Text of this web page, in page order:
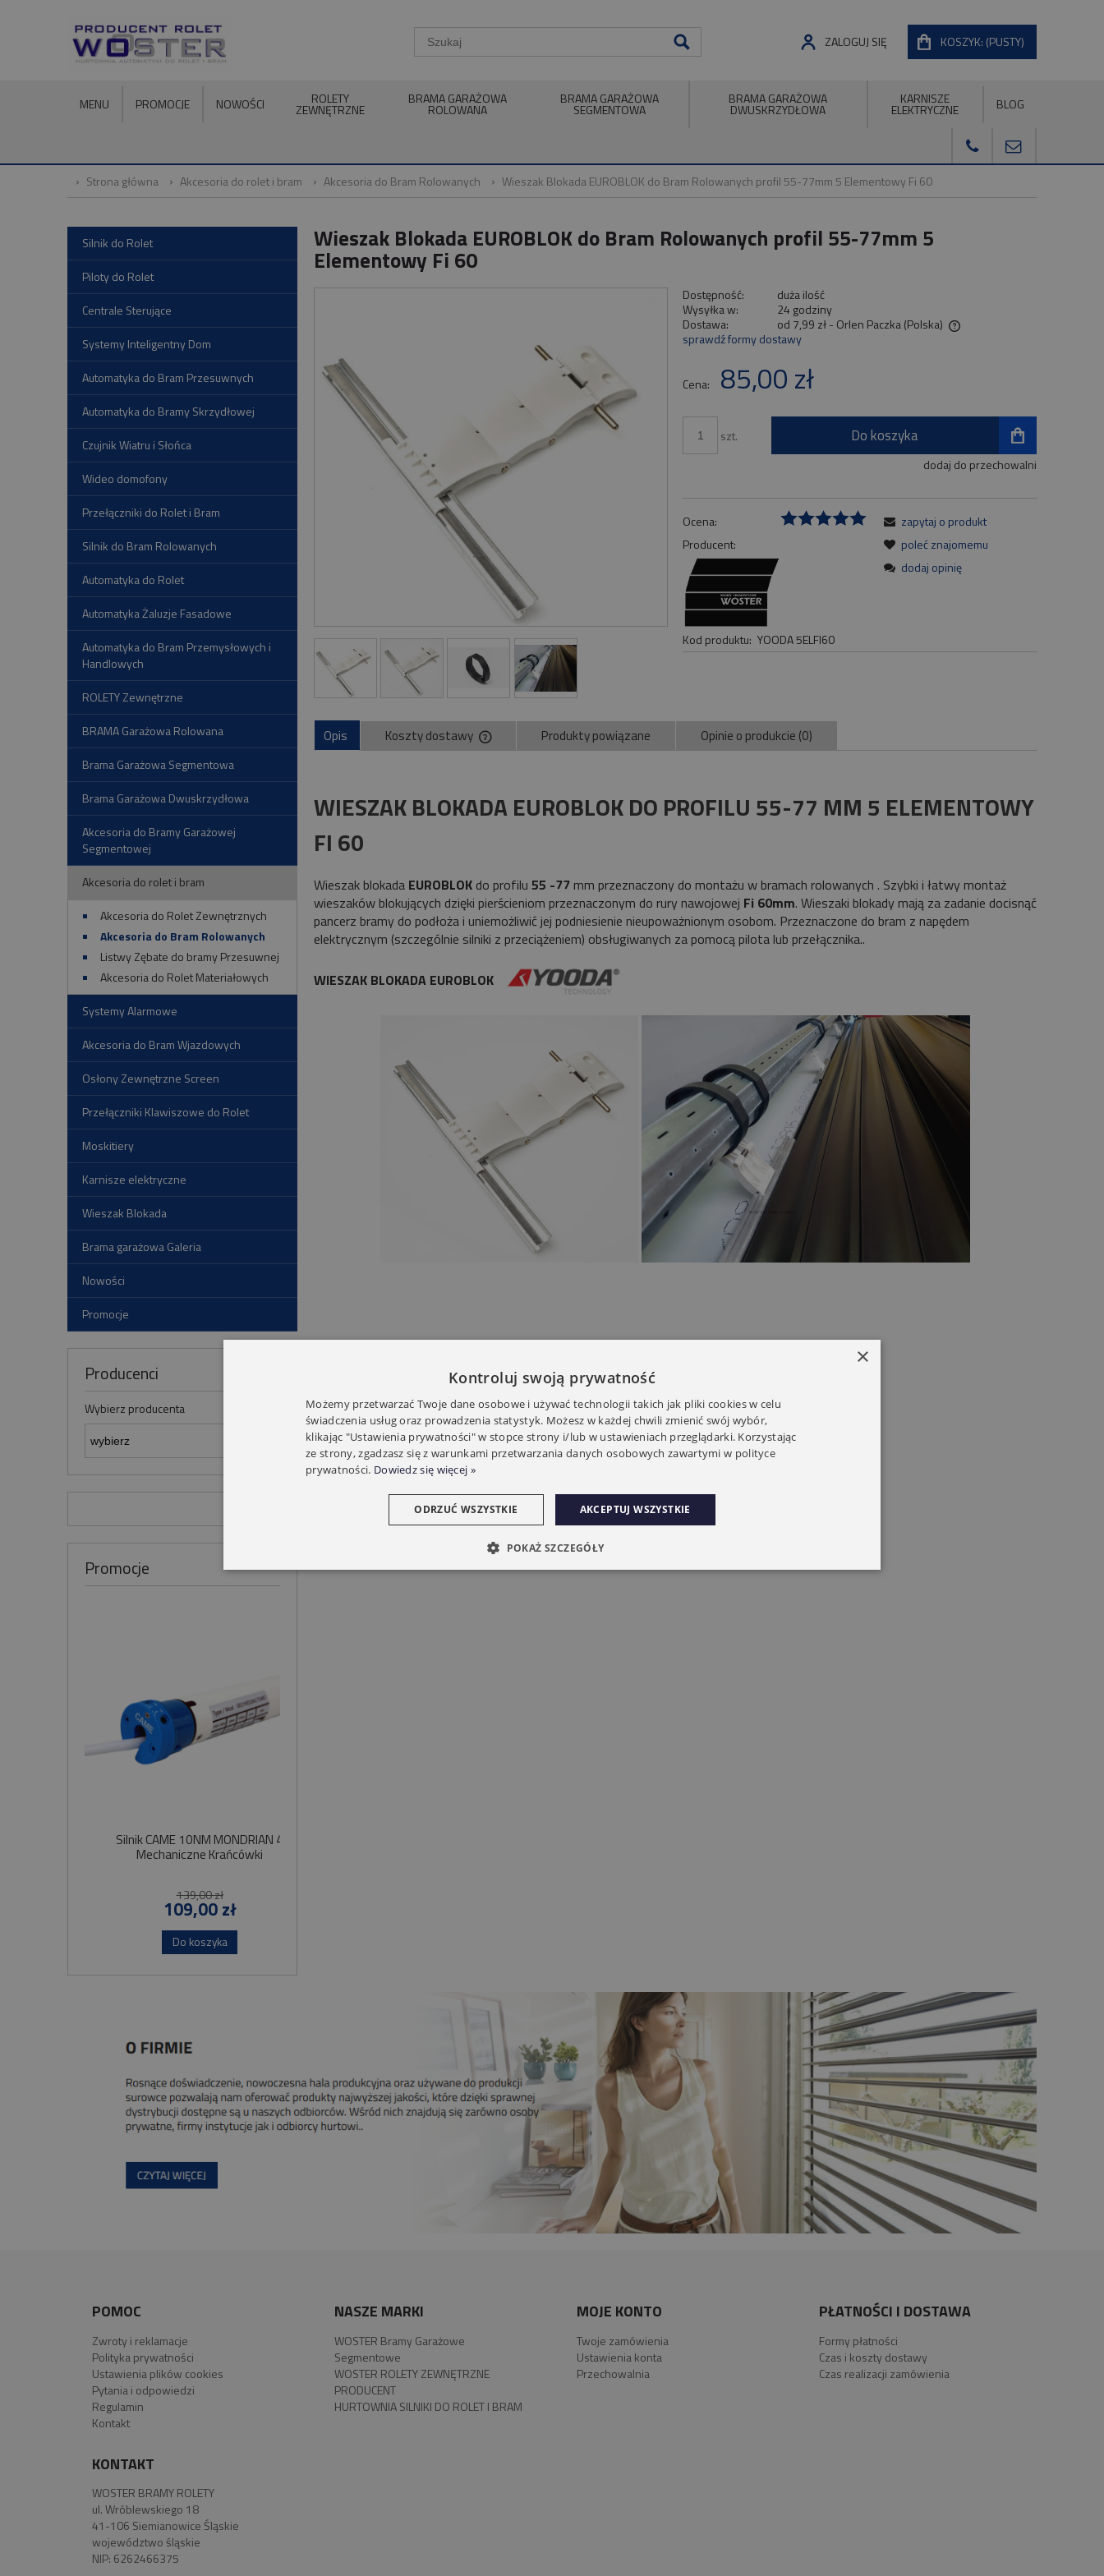
KOSZYK: (PUSTY)
ZALOGUJ SIĘ
MENU PROMOCJE NOWOŚCI ROLETY
ZEWNĘTRZNE
BRAMA GARAŻOWA
ROLOWANA
BRAMA GARAŻOWA
SEGMENTOWA
BRAMA GARAŻOWA
DWUSKRZYDŁOWA
KARNISZE
ELEKTRYCZNE BLOG
Strona główna Akcesoria do rolet i bram Akcesoria do Bram Rolowanych Wieszak Blokada EUROBLOK do Bram Rolowanych profil 55-77mm 5 Elementowy Fi 60
Silnik do Rolet
Piloty do Rolet
Centrale Sterujące
Systemy Inteligentny Dom
Automatyka do Bram Przesuwnych
Automatyka do Bramy Skrzydłowej
Czujnik Wiatru i Słońca
Wideo domofony
Przełączniki do Rolet i Bram
Silnik do Bram Rolowanych
Automatyka do Rolet
Automatyka Żaluzje Fasadowe
Automatyka do Bram Przemysłowych i
Handlowych
ROLETY Zewnętrzne
BRAMA Garażowa Rolowana
Brama Garażowa Segmentowa
Brama Garażowa Dwuskrzydłowa
Akcesoria do Bramy Garażowej
Segmentowej
Akcesoria do rolet i bram
Akcesoria do Rolet Zewnętrznych
Akcesoria do Bram Rolowanych
Listwy Zębate do bramy Przesuwnej
Akcesoria do Rolet Materiałowych
Systemy Alarmowe
Akcesoria do Bram Wjazdowych
Osłony Zewnętrzne Screen
Przełączniki Klawiszowe do Rolet
Moskitiery
Karnisze elektryczne
Wieszak Blokada
Brama garażowa Galeria
Nowości
Promocje
Producenci
Wybierz producenta
Promocje
Silnik CAME 10NM MONDRIAN 4
Mechaniczne Krańcówki
139,00 zł
109,00 zł
Do koszyka
Wieszak Blokada EUROBLOK do Bram Rolowanych profil 55-77mm 5
Elementowy Fi 60
Dostępność:
duża ilość
Wysyłka w:
24 godziny
Dostawa:
od 7,99 zł- Orlen Paczka(Polska)
płatności
sprawdź formy dostawy
Cena: 85,00 zł
szt. Do koszyka
dodaj do przechowalni
Ocena:
Producent:
Kod produktu: YOODA 5ELFI60
zapytaj o produkt
poleć znajomemu
dodaj opinię
Opis Koszty dostawy Produkty powiązane Opinie o produkcie (0)
WIESZAK BLOKADA EUROBLOK DO PROFILU 55-77 MM 5 ELEMENTOWY
FI 60
Wieszak blokada EUROBLOK do profilu 55 -77 mm przeznaczony do montażu w bramach rolowanych . Szybki i łatwy montaż
wieszaków blokujących dzięki pierścieniom przeznaczonym do rury nawojowej Fi 60mm. Wieszaki blokady mają za zadanie docisnąć
pancerz bramy do podłoża i uniemożliwić jej podniesienie nieupoważnionym osobom. Przeznaczone do bram z napędem
elektrycznym (szczególnie silniki z przeciążeniem) obsługiwanych za pomocą pilota lub przełącznika..
WIESZAK BLOKADA EUROBLOK
POMOC
Zwroty i reklamacje
Polityka prywatności
Ustawienia plików cookies
Pytania i odpowiedzi
Regulamin
Kontakt
NASZE MARKI
WOSTER Bramy Garażowe
Segmentowe
WOSTER ROLETY ZEWNĘTRZNE
PRODUCENT
HURTOWNIA SILNIKI DO ROLET I BRAM
MOJE KONTO
Twoje zamówienia
Ustawienia konta
Przechowalnia
PŁATNOŚCI I DOSTAWA
Formy płatności
Czas i koszty dostawy
Czas realizacji zamówienia
KONTAKT
WOSTER BRAMY ROLETY
ul. Wróblewskiego 18
41-106 Siemianowice Śląskie
województwo śląskie
NIP: 6262466375
×
Kontroluj swoją prywatność
Możemy przetwarzać Twoje dane osobowe i używać technologii takich jak pliki cookies w celu
świadczenia usług oraz prowadzenia statystyk. Możesz w każdej chwili zmienić swój wybór,
klikając "Ustawienia prywatności" w stopce strony i/lub w ustawieniach przeglądarki. Korzystając
ze strony, zgadzasz się z warunkami przetwarzania danych osobowych zawartymi w polityce
prywatności. Dowiedz się więcej »
AKCEPTUJ WSZYSTKIE
ODRZUĆ WSZYSTKIE
POKAŻ SZCZEGÓŁY